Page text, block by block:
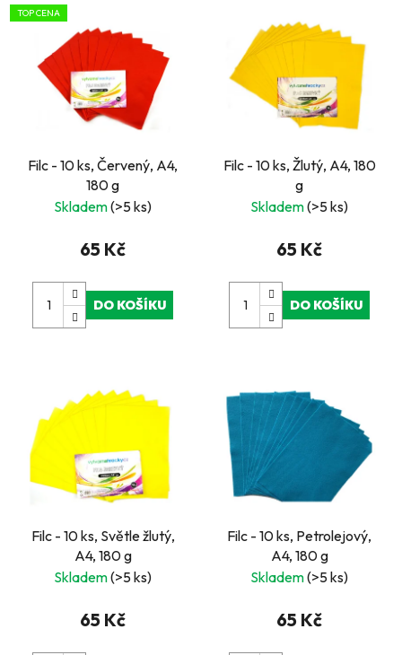
TOP CENA
Filc - 10 ks, Červený, A4,
180 g
Skladem(>5 ks)
65 Kč
DO KOŠÍKU
Filc - 10 ks, Žlutý, A4, 180
g
Skladem(>5 ks)
65 Kč
DO KOŠÍKU
Filc - 10 ks, Světle žlutý,
A4, 180 g
Skladem(>5 ks)
65 Kč
Filc - 10 ks, Petrolejový,
A4, 180 g
Skladem(>5 ks)
65 Kč